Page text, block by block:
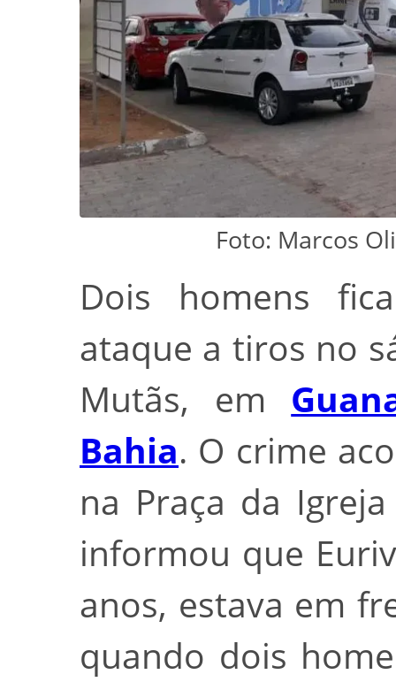
Foto: Marcos
Dois homens
ataque a tiros no
Mutãs, em
Bahia. O crime
na Praça da
informou que
anos, estava em
quando dois